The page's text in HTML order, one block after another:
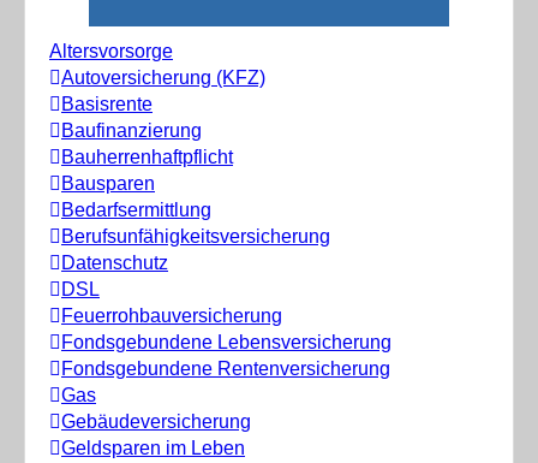
Altersvorsorge
Autoversicherung (KFZ)
Basisrente
Baufinanzierung
Bauherrenhaftpflicht
Bausparen
Bedarfsermittlung
Berufs­unfähigkeitsversicherung
Datenschutz
DSL
Feuerrohbauversicherung
Fondsgebundene Lebensversicherung
Fondsgebundene Rentenversicherung
Gas
Gebäudeversicherung
Geldsparen im Leben